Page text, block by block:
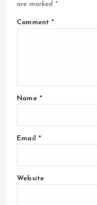
are marked *
Comment*
Name *
Email *
Website